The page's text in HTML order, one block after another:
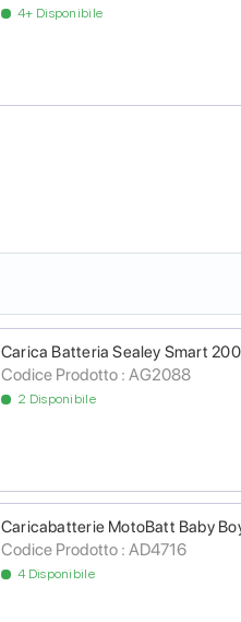
4+ Disponibile
Carica Batteria Sealey Smart
Codice Prodotto : AG2088
2 Disponibile
Caricabatterie MotoBatt Baby
Codice Prodotto : AD4716
4 Disponibile